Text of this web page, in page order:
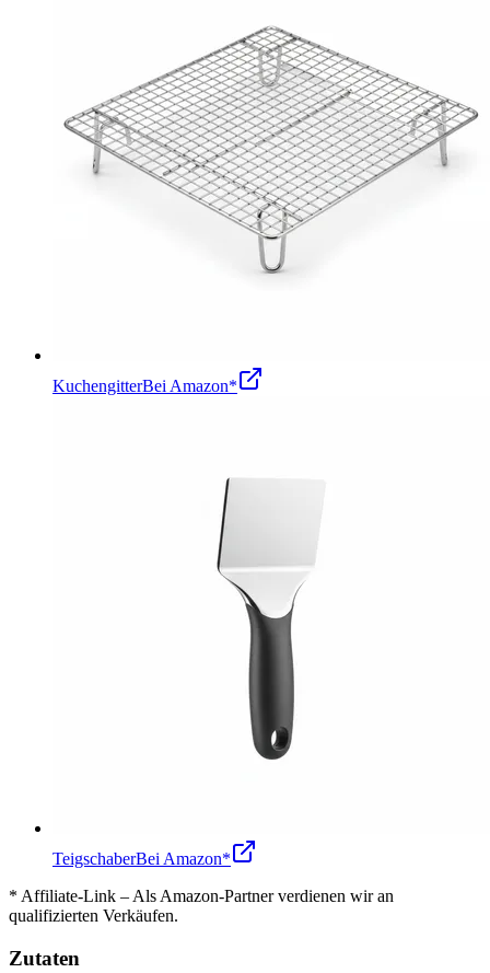
KuchengitterBei Amazon*
TeigschaberBei Amazon*
* Affiliate-Link – Als Amazon-Partner verdienen wir an
qualifizierten Verkäufen.
Zutaten